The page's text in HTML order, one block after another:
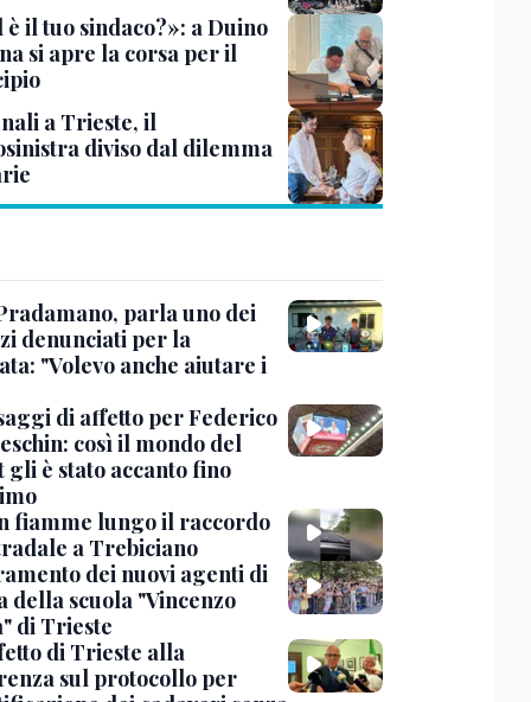
è il tuo sindaco?»: a Duino
si apre la corsa per il
a Trieste, il
diviso dal dilemma
parla uno dei
denunciati per la
"Volevo anche aiutare i
di affetto per Federico
così il mondo del
gli è stato accanto fino
fiamme lungo il raccordo
a Trebiciano
dei nuovi agenti di
della scuola "Vincenzo
di Trieste
di Trieste alla
sul protocollo per